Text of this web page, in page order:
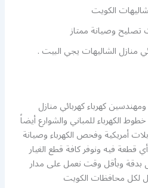
الكويت
تصليح وصيانة ممتاز
منازل الشاليهات يجي البيت .
كهرباء كهربائي منازل
الكهرباء للمباني والشوارع أيضاً
أمريكية وفحص الكهرباء وصيانة
قطعة فيه ونوفر كافة قطع الغيار
بدقة وبأقل وقت نعمل على مدار
لكل محافظات الكويت